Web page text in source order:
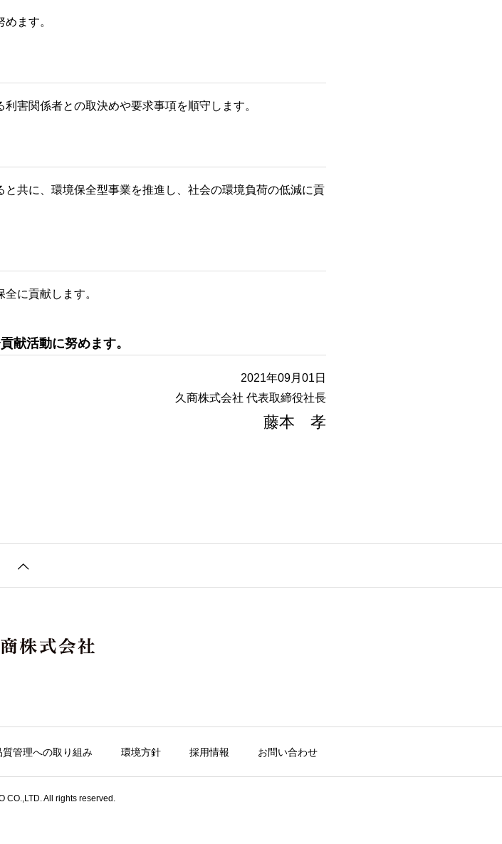
ます。
害関係者との取決めや要求事項を順守します。
共に、環境保全型事業を推進し、社会の環境負荷の低減に貢
に貢献します。
献活動に努めます。
2021年09月01日
久商株式会社 代表取締役社長
藤本 孝
質管理への取り組み 環境方針 採用情報 お問い合わせ
CO.,LTD. All rights reserved.